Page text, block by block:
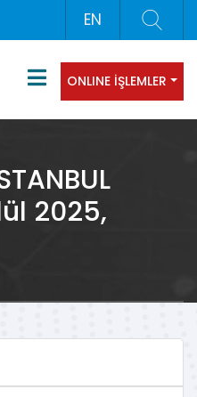
EN
ONLINE İŞLEMLER
2025,